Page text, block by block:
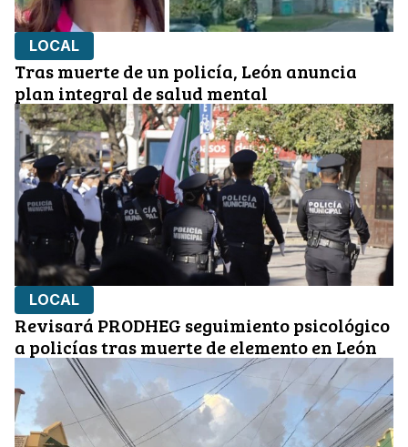
LOCAL
Tras muerte de un policía, León anuncia
plan integral de salud mental
LOCAL
Revisará PRODHEG seguimiento psicológico
a policías tras muerte de elemento en León